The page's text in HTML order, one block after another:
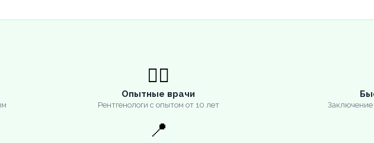
👨‍⚕️
Опытные врачи
Рентгенологи с опытом от 10 лет Заключение
📍